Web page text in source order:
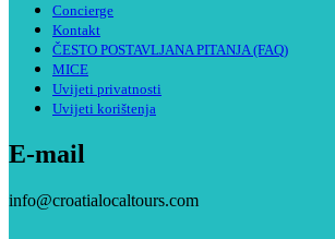
Concierge
Kontakt
ČESTO POSTAVLJANA PITANJA (FAQ)
MICE
Uvijeti privatnosti
Uvijeti korištenja
E-mail
info@croatialocaltours.com